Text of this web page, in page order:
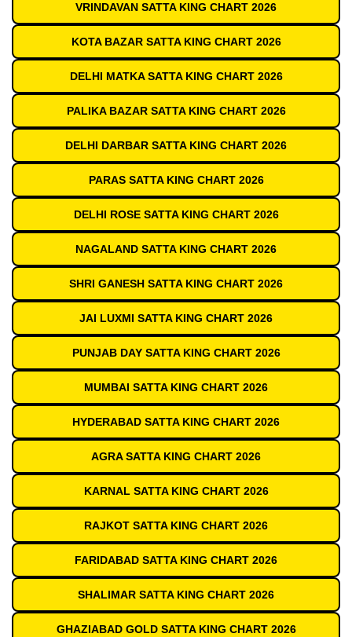
VRINDAVAN SATTA KING CHART 2026
KOTA BAZAR SATTA KING CHART 2026
DELHI MATKA SATTA KING CHART 2026
PALIKA BAZAR SATTA KING CHART 2026
DELHI DARBAR SATTA KING CHART 2026
PARAS SATTA KING CHART 2026
DELHI ROSE SATTA KING CHART 2026
NAGALAND SATTA KING CHART 2026
SHRI GANESH SATTA KING CHART 2026
JAI LUXMI SATTA KING CHART 2026
PUNJAB DAY SATTA KING CHART 2026
MUMBAI SATTA KING CHART 2026
HYDERABAD SATTA KING CHART 2026
AGRA SATTA KING CHART 2026
KARNAL SATTA KING CHART 2026
RAJKOT SATTA KING CHART 2026
FARIDABAD SATTA KING CHART 2026
SHALIMAR SATTA KING CHART 2026
GHAZIABAD GOLD SATTA KING CHART 2026